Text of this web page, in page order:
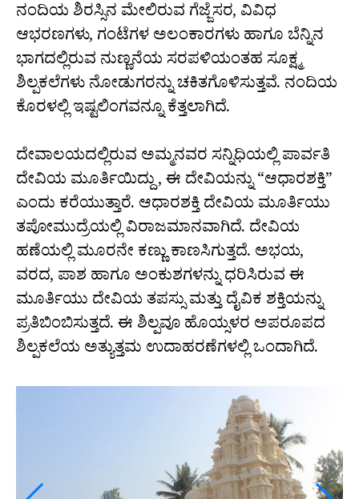
ನಂದಿಯ ಶಿರಸ್ಸಿನ ಮೇಲಿರುವ ಗೆಜ್ಜೆಸರ, ವಿವಿಧ
ಆಭರಣಗಳು, ಗಂಟೆಗಳ ಅಲಂಕಾರಗಳು ಹಾಗೂ ಬೆನ್ನಿನ
ಭಾಗದಲ್ಲಿರುವ ನುಣ್ಣನೆಯ ಸರಪಳಿಯಂತಹ ಸೂಕ್ಷ್ಮ
ಶಿಲ್ಪಕಲೆಗಳು ನೋಡುಗರನ್ನು ಚಕಿತಗೊಳಿಸುತ್ತವೆ. ನಂದಿಯ
ಕೊರಳಲ್ಲಿ ಇಷ್ಟಲಿಂಗವನ್ನೂ ಕೆತ್ತಲಾಗಿದೆ.
ದೇವಾಲಯದಲ್ಲಿರುವ ಅಮ್ಮನವರ ಸನ್ನಿಧಿಯಲ್ಲಿ ಪಾರ್ವತಿ
ದೇವಿಯ ಮೂರ್ತಿಯಿದ್ದು, ಈ ದೇವಿಯನ್ನು “ಆಧಾರಶಕ್ತಿ”
ಎಂದು ಕರೆಯುತ್ತಾರೆ. ಆಧಾರಶಕ್ತಿ ದೇವಿಯ ಮೂರ್ತಿಯು
ತಪೋಮುದ್ರೆಯಲ್ಲಿ ವಿರಾಜಮಾನವಾಗಿದೆ. ದೇವಿಯ
ಹಣೆಯಲ್ಲಿ ಮೂರನೇ ಕಣ್ಣು ಕಾಣಸಿಗುತ್ತದೆ. ಅಭಯ,
ವರದ, ಪಾಶ ಹಾಗೂ ಅಂಕುಶಗಳನ್ನು ಧರಿಸಿರುವ ಈ
ಮೂರ್ತಿಯು ದೇವಿಯ ತಪಸ್ಸು ಮತ್ತು ದೈವಿಕ ಶಕ್ತಿಯನ್ನು
ಪ್ರತಿಬಿಂಬಿಸುತ್ತದೆ. ಈ ಶಿಲ್ಪವೂ ಹೊಯ್ಸಳರ ಅಪರೂಪದ
ಶಿಲ್ಪಕಲೆಯ ಅತ್ಯುತ್ತಮ ಉದಾಹರಣೆಗಳಲ್ಲಿ ಒಂದಾಗಿದೆ.